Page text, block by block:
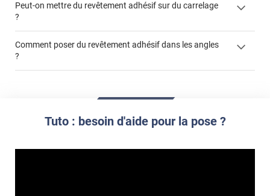
colle
Peut-on mettre du revêtement adhésif sur du carrelage
?
Commander à la taille des carreaux et réappliquer un joint
propre par dessus
Comment poser du revêtement adhésif dans les angles
?
Tuto : besoin d'aide pour la pose ?